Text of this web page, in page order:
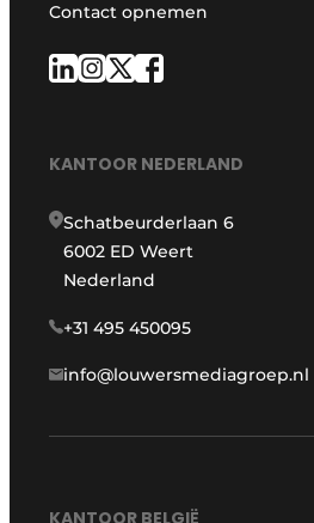
Contact opnemen
KANTOOR NEDERLAND
Schatbeurderlaan 6
6002 ED Weert
Nederland
+31 495 450095
info@louwersmediagroep.nl
KANTOOR BELGIË